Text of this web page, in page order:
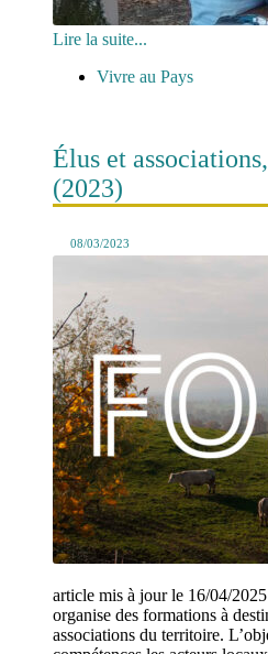
Lire la suite...
Vivre au Pays
Élus et
(2023)
08/03/2023
article mis à jour le 16/04/
organise des formations à
associations du territoire.